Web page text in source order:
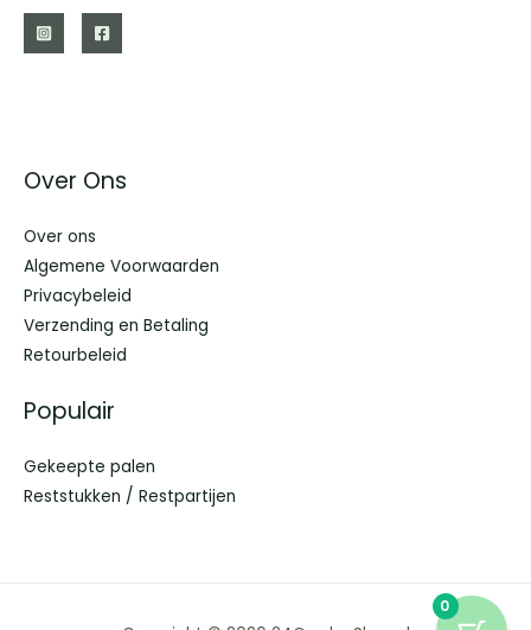
Over Ons
Over ons
Algemene Voorwaarden
Privacybeleid
Verzending en Betaling
Retourbeleid
Populair
Gekeepte palen
Reststukken / Restpartijen
0